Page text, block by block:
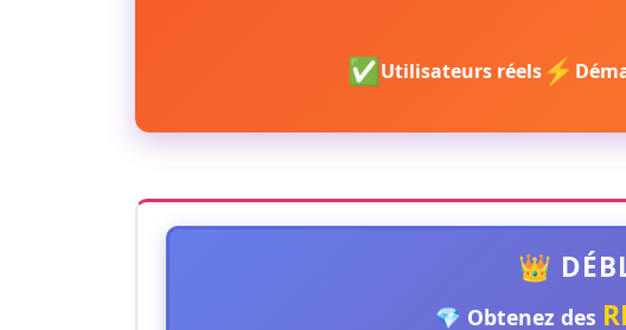
✅Utilisateurs réels⚡
👑
💎 Obtenez des